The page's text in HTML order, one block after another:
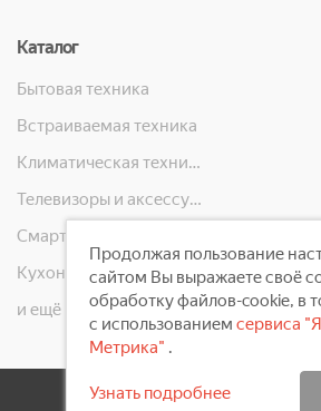
Каталог
Бытовая техника
Встраиваемая техника
Климатическая техника
Телевизоры и аксессуары
Кухонная техника
и ещё 10 категорий
2008 - 2026 ©Первый
Продолжая пользование
сайтом Вы выражаете своё
обработку файлов-cookie, в
с использованием сервиса
Метрика" .
Узнать подробнее